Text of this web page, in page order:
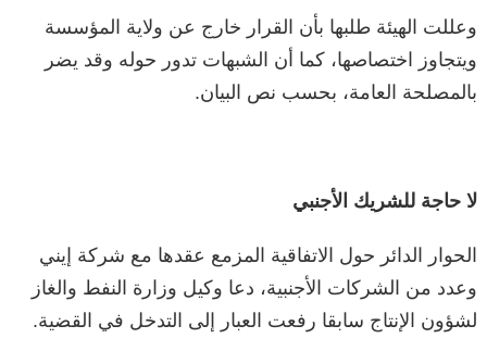
وعللت الهيئة طلبها بأن القرار خارج عن ولاية المؤسسة
ويتجاوز اختصاصها، كما أن الشبهات تدور حوله وقد يضر
بالمصلحة العامة، بحسب نص البيان.
لا حاجة للشريك الأجنبي
الحوار الدائر حول الاتفاقية المزمع عقدها مع شركة إيني
وعدد من الشركات الأجنبية، دعا وكيل وزارة النفط والغاز
لشؤون الإنتاج سابقا رفعت العبار إلى التدخل في القضية.